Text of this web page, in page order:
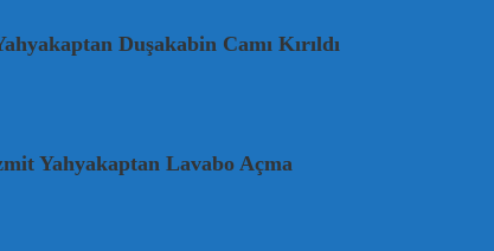
Duşakabin Camı Kırıldı
Yahyakaptan Lavabo Açma